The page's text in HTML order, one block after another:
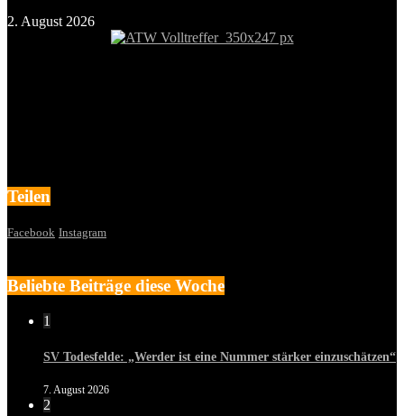
2. August 2026
Teilen
Facebook Instagram
Beliebte Beiträge diese Woche
1
SV Todesfelde: „Werder ist eine Nummer stärker einzuschätzen“
7. August 2026
2